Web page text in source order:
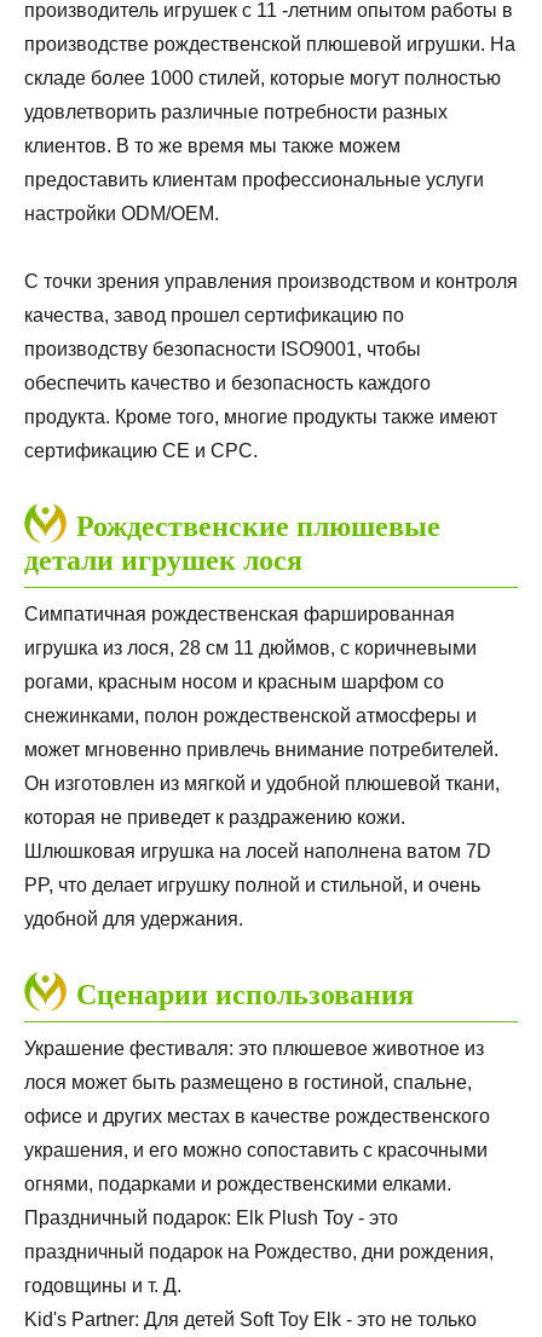
производитель игрушек с 11 -летним опытом работы в
производстве рождественской плюшевой игрушки. На
складе более 1000 стилей, которые могут полностью
удовлетворить различные потребности разных
клиентов. В то же время мы также можем
предоставить клиентам профессиональные услуги
настройки ODM/OEM.
С точки зрения управления производством и контроля
качества, завод прошел сертификацию по
производству безопасности ISO9001, чтобы
обеспечить качество и безопасность каждого
продукта. Кроме того, многие продукты также имеют
сертификацию CE и CPC.
Рождественские плюшевые
детали игрушек лося
Симпатичная рождественская фаршированная
игрушка из лося, 28 см 11 дюймов, с коричневыми
рогами, красным носом и красным шарфом со
снежинками, полон рождественской атмосферы и
может мгновенно привлечь внимание потребителей.
Он изготовлен из мягкой и удобной плюшевой ткани,
которая не приведет к раздражению кожи.
Шлюшковая игрушка на лосей наполнена ватом 7D
PP, что делает игрушку полной и стильной, и очень
удобной для удержания.
Сценарии использования
Украшение фестиваля: это плюшевое животное из
лося может быть размещено в гостиной, спальне,
офисе и других местах в качестве рождественского
украшения, и его можно сопоставить с красочными
огнями, подарками и рождественскими елками.
Праздничный подарок: Elk Plush Toy - это
праздничный подарок на Рождество, дни рождения,
годовщины и т. Д.
Kid's Partner: Для детей Soft Toy Elk - это не только